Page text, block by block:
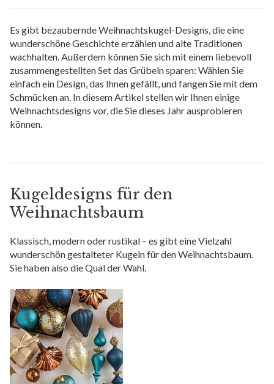
Es gibt bezaubernde Weihnachtskugel-Designs, die eine
wunderschöne Geschichte erzählen und alte Traditionen
wachhalten. Außerdem können Sie sich mit einem liebevoll
zusammengestellten Set das Grübeln sparen: Wählen Sie
einfach ein Design, das Ihnen gefällt, und fangen Sie mit dem
Schmücken an. In diesem Artikel stellen wir Ihnen einige
Weihnachtsdesigns vor, die Sie dieses Jahr ausprobieren
können.
Kugeldesigns für den
Weihnachtsbaum
Klassisch, modern oder rustikal – es gibt eine Vielzahl
wunderschön gestalteter Kugeln für den Weihnachtsbaum.
Sie haben also die Qual der Wahl.